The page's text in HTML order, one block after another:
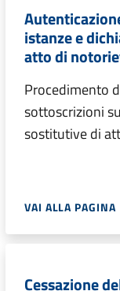
istanze e
atto di
Procedimento
sottoscrizioni
sostitutive di
VAI ALLA PAGINA
Cessazione